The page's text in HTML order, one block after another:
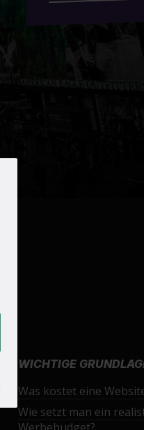
WICHTIGE
Was kostet eine
Wie setzt man ein